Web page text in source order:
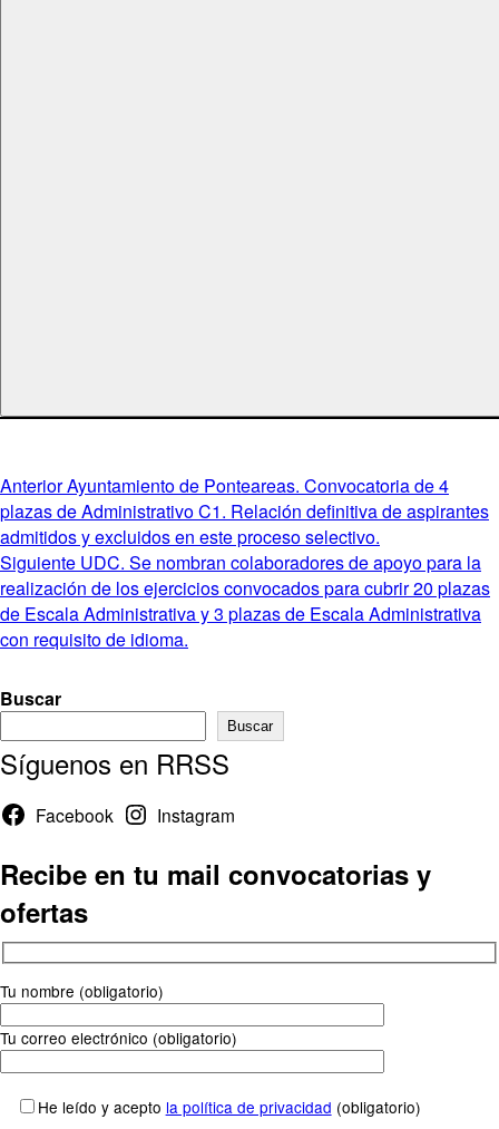
Navegación
de
entradas
AnteriorEntrada
anterior:
Ayuntamiento de Ponteareas. Convocatoria de 4
plazas de Administrativo C1. Relación definitiva de aspirantes
admitidos y excluidos en este proceso selectivo.
Siguiente Entrada
siguiente:
UDC. Se nombran colaboradores de apoyo para la
realización de los ejercicios convocados para cubrir 20 plazas
de Escala Administrativa y 3 plazas de Escala Administrativa
con requisito de idioma.
Buscar
Buscar
Síguenos en RRSS
Facebook Instagram
Recibe en tu mail convocatorias y
ofertas
Tu nombre (obligatorio)
Tu correo electrónico (obligatorio)
He leído y acepto la política de privacidad (obligatorio)